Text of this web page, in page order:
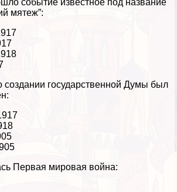
событие известное под название
мятеж”:
создании государственной Думы был
Первая мировая война: